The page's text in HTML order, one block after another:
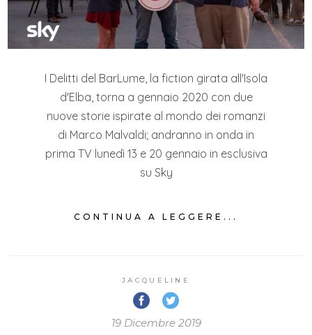
I Delitti del BarLume, la fiction girata all'Isola
d'Elba, torna a gennaio 2020 con due
nuove storie ispirate al mondo dei romanzi
di Marco Malvaldi; andranno in onda in
prima TV lunedì 13 e 20 gennaio in esclusiva
su Sky
CONTINUA A LEGGERE...
JACQUELINE
19 Dicembre 2019